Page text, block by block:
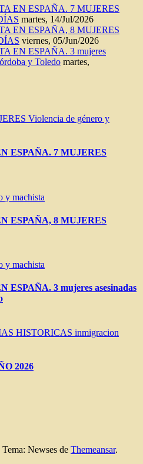
EN ESPAÑA. 7 MUJERES
martes, 14/Jul/2026
EN ESPAÑA, 8 MUJERES
viernes, 05/Jun/2026
EN ESPAÑA. 3 mujeres
y Toledo martes,
Violencia de género y
ESPAÑA. 7 MUJERES
y machista
ESPAÑA, 8 MUJERES
y machista
3 mujeres asesinadas
HISTORICAS inmigracion
2026
Tema: Newses de Themeansar.